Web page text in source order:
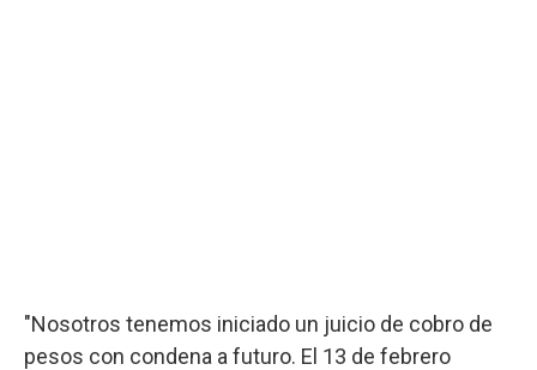
"Nosotros tenemos iniciado un juicio de cobro de
pesos con condena a futuro. El 13 de febrero